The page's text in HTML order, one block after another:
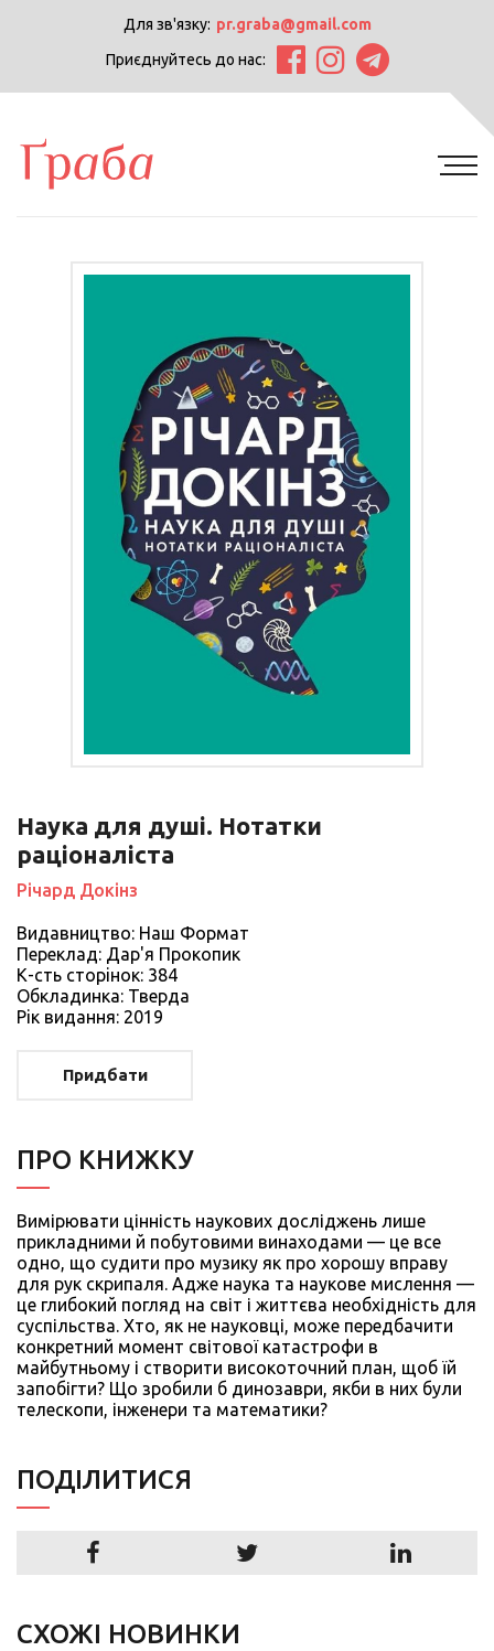
Для зв'язку: pr.graba@gmail.com
Приєднуйтесь до нас:
Наука для душі. Нотатки
раціоналіста
Річард Докінз
Видавництво: Наш Формат
Переклад: Дар'я Прокопик
К-сть сторiнок: 384
Обкладинка: Тверда
Рiк видання: 2019
Придбати
ПРО КНИЖКУ
Вимірювати цінність наукових досліджень лише
прикладними й побутовими винаходами — це все
одно, що судити про музику як про хорошу вправу
для рук скрипаля. Адже наука та наукове мислення —
це глибокий погляд на світ і життєва необхідність для
суспільства. Хто, як не науковці, може передбачити
конкретний момент світової катастрофи в
майбутньому і створити високоточний план, щоб їй
запобігти? Що зробили б динозаври, якби в них були
телескопи, інженери та математики?
ПОДIЛИТИСЯ
СХОЖІ НОВИНКИ